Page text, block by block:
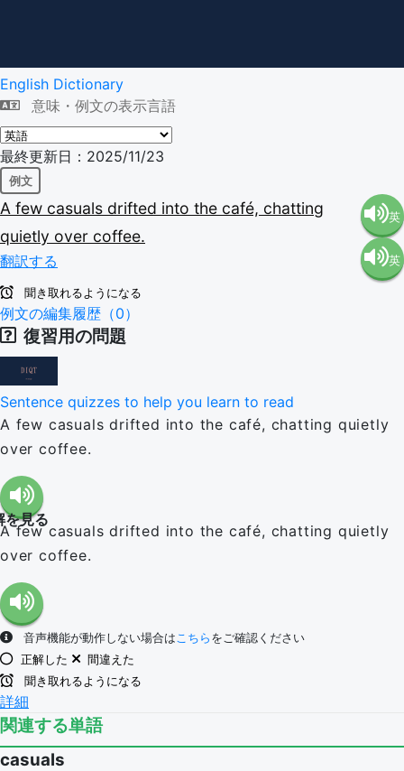
English Dictionary
意味・例文の表示言語
最終更新日：2025/11/23
例文
A few casuals drifted into the café, chatting
quietly over coffee.
翻訳する
英
語（米
英
聞き取れるようになる
例文の編集履歴（0）
復習用の問題
Sentence quizzes to help you learn to read
A few casuals drifted into the café, chatting quietly
over coffee.
を見る
A few casuals drifted into the café, chatting quietly
over coffee.
音声機能が動作しない場合はこちら をご確認ください
正解した
間違えた
聞き取れるようになる
詳細
関連する単語
casuals